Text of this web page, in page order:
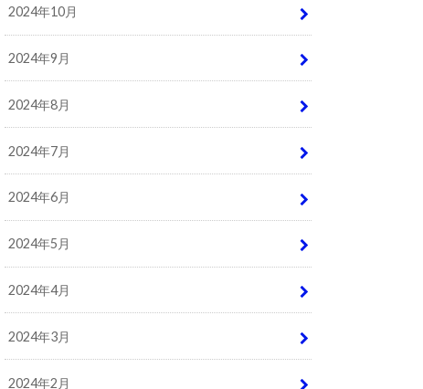
2024年10月
2024年9月
2024年8月
2024年7月
2024年6月
2024年5月
2024年4月
2024年3月
2024年2月